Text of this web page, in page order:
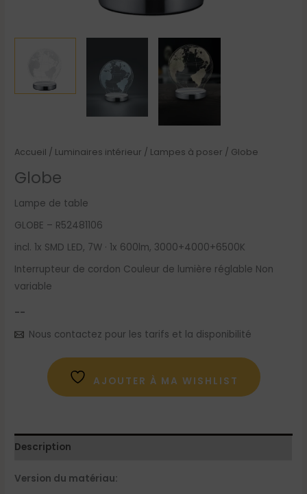
Accueil / Luminaires intérieur / Lampes à poser / Globe
Globe
Lampe de table
GLOBE – R52481106
incl. 1x SMD LED, 7W · 1x 600lm, 3000+4000+6500K
Interrupteur de cordon Couleur de lumière réglable Non
variable
--
Nous contactez pour les tarifs et la disponibilité
AJOUTER À MA WISHLIST
Description
Version du matériau: